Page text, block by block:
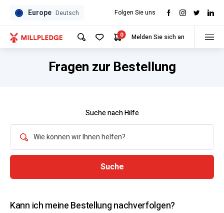
Europe Deutsch Folgen Sie uns
0 Melden Sie sich an
Fragen zur Bestellung
Suche nach Hilfe
Kann ich meine Bestellung nachverfolgen?